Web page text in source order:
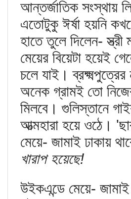
আন্তর্জাতিক সংস্থায়
এতোটুকু ঈর্ষা হয়নি
হাতে তুলে দিলেন-
মেয়ের বিয়েটা হয়েই
চলে যাই।
অনেক গ্রামই তো
মিলবে। গুলিস্তানে
আত্মহারা হয়ে ওঠে।
মেয়ে- জামাই ঢাকায়
খারাপ হয়েছে!
উইকএন্ডে মেয়ে-